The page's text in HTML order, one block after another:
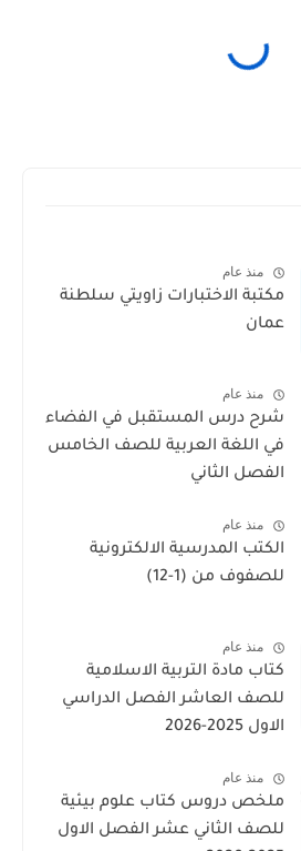
منذ عام
مكتبة الاختبارات زاويتي سلطنة
عمان
منذ عام
شرح درس المستقبل في الفضاء
في اللغة العربية للصف الخامس
الفصل الثاني
منذ عام
الكتب المدرسية الالكترونية
للصفوف من (1-12)
منذ عام
كتاب مادة التربية الاسلامية
للصف العاشر الفصل الدراسي
الاول 2025-2026
منذ عام
ملخص دروس كتاب علوم بيئية
للصف الثاني عشر الفصل الاول